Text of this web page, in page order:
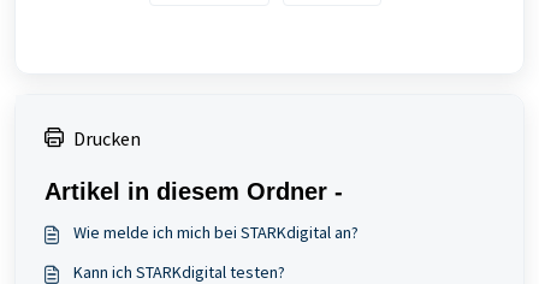
Drucken
Artikel in diesem Ordner -
Wie melde ich mich bei STARKdigital an?
Kann ich STARKdigital testen?